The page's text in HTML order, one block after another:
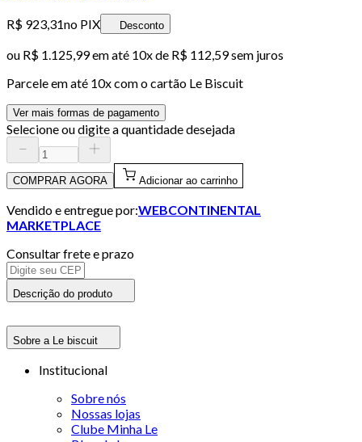
R$ 923,31no PIX Desconto
ou R$ 1.125,99em até 10x de R$ 112,59 sem juros
Parcele em até 10x com o cartão Le Biscuit
Ver mais formas de pagamento
Selecione ou digite a quantidade desejada
COMPRAR AGORA Adicionar ao carrinho
Vendido e entregue por:WEBCONTINENTAL
MARKETPLACE
Consultar frete e prazo
Descrição do produto
Sobre a Le biscuit
Institucional
Sobre nós
Nossas lojas
Clube Minha Le